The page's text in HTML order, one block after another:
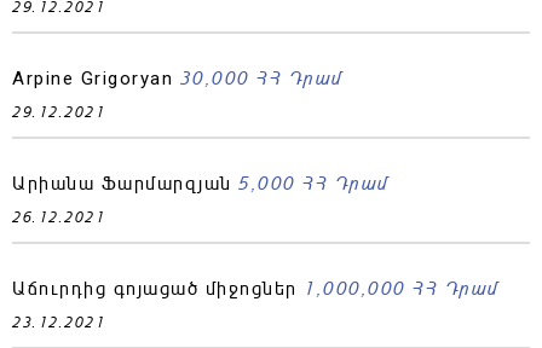
29.12.2021
Arpine Grigoryan 30,000 ՀՀ Դրամ
29.12.2021
Արիանա Ֆարմարզյան 5,000 ՀՀ Դրամ
26.12.2021
Աճուրդից գոյացած միջոցներ 1,000,000 ՀՀ Դրամ
23.12.2021